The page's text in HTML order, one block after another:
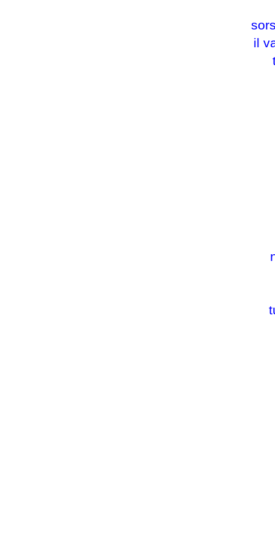
il